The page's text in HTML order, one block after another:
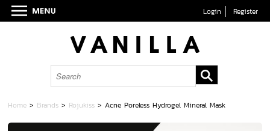
Login Register
Home > Brands > Rojukiss >Acne Poreless Hydrogel Mineral Mask